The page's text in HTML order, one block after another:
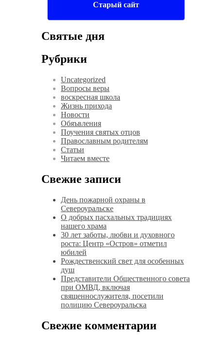
Старый сайт
Святые дня
Рубрики
Uncategorized
Вопросы веры
воскресная школа
Жизнь прихода
Новости
Обяъвления
Поучения святых отцов
Православным родителям
Статьи
Читаем вместе
Свежие записи
День пожарной охраны в
Североуральске
О добрых пасхальных традициях
нашего храма
30 лет заботы, любви и духовного
роста: Центр «Остров» отметил
юбилей
Рождественский свет для особенных
душ
Представители Общественного совета
при ОМВД, включая
священнослужителя, посетили
полицию Североуральска
Свежие комментарии